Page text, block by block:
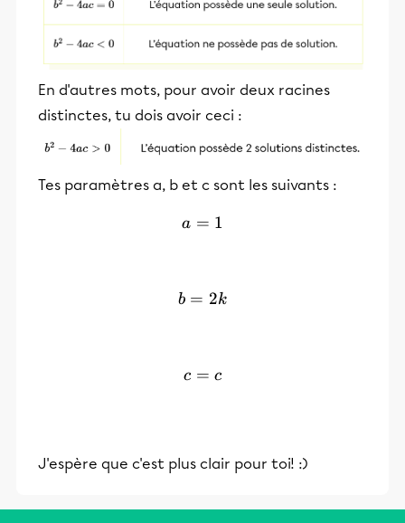
En d'autres mots, pour avoir deux racines
distinctes, tu dois avoir ceci :
Tes paramètres a, b et c sont les suivants :
a=1
a = 1
b=2k
b = 2k
c=c
c = c
J'espère que c'est plus clair pour toi! :)